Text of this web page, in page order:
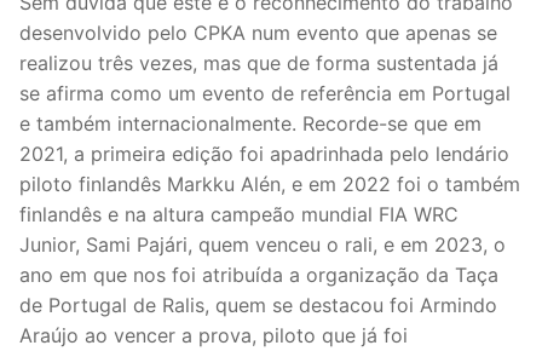
desenvolvido pelo CPKA num evento que apenas se
realizou três vezes, mas que de forma sustentada já
se afirma como um evento de referência em Portugal
e também internacionalmente. Recorde-se que em
2021, a primeira edição foi apadrinhada pelo lendário
piloto finlandês Markku Alén, e em 2022 foi o também
finlandês e na altura campeão mundial FIA WRC
Junior, Sami Pajári, quem venceu o rali, e em 2023, o
ano em que nos foi atribuída a organização da Taça
de Portugal de Ralis, quem se destacou foi Armindo
Araújo ao vencer a prova, piloto que já foi